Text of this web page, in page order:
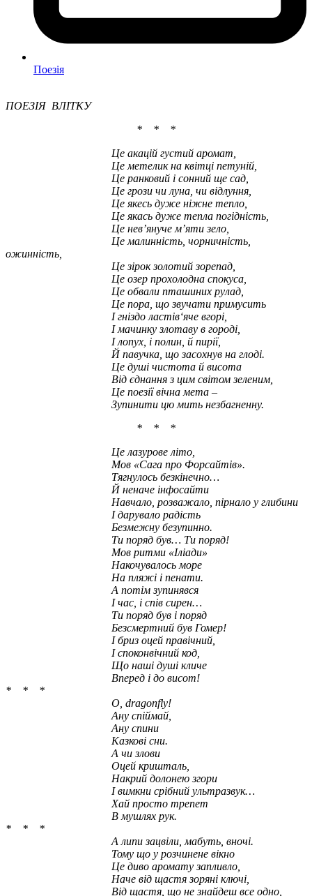
Поезія
ПОЕЗІЯ ВЛІТКУ
* * *
Це акацій густий аромат,
Це метелик на квітці петуній,
Це ранковий і сонний ще сад,
Це грози чи луна, чи відлуння,
Це якесь дуже ніжне тепло,
Це якась дуже тепла погідність,
Це нев’януче м’яти зело,
Це малинність, чорничність,
ожинність,
Це зірок золотий зорепад,
Це озер прохолодна спокуса,
Це обвали пташиних рулад,
Це пора, що звучати примусить
І гніздо ластів‘яче вгорі,
І мачинку злотаву в городі,
І лопух, і полин, й пирії,
Й павучка, що засохнув на глоді.
Це душі чистота й висота
Від єднання з цим світом зеленим,
Це поезії вічна мета –
Зупинити цю мить незбагненну.
* * *
Це лазурове літо,
Мов «Сага про Форсайтів».
Тягнулось безкінечно…
Й неначе інфосайти
Навчало, розважало, пірнало у глибини
І дарувало радість
Безмежну безупинно.
Ти поряд був… Ти поряд!
Мов ритми «Іліади»
Накочувалось море
На пляжі і пенати.
А потім зупинявся
І час, і спів сирен…
Ти поряд був і поряд
Безсмертний був Гомер!
І бриз оцей правічний,
І споконвічний код,
Що наші душі кличе
Вперед і до висот!
* * *
О, dragonfly!
Ану спіймай,
Ану спини
Казкові сни.
А чи злови
Оцей кришталь,
Накрий долонею згори
І вимкни срібний ультразвук…
Хай просто трепет
В мушлях рук.
* * *
А липи зацвіли, мабуть, вночі.
Тому що у розчинене вікно
Це диво аромату запливло,
Наче від щастя зоряні ключі,
Від щастя, що не знайдеш все одно,